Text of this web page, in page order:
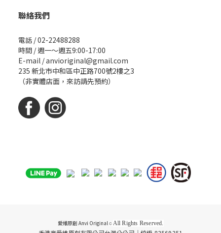
聯絡我們
電話 / 02-22488288
時間 / 週一～週五9:00-17:00
E-mail / anvioriginal@gmail.com
235 新北市中和區中正路700號2樓之3
（非實體店面，來訪請先預約）
愛維原創 Anvi Original © All Rights Reserved.